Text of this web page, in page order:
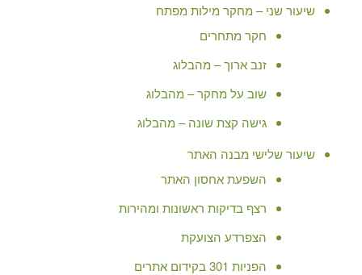
שיעור שני – מחקר מילות מפתח
חקר מתחרים
זנב ארוך – מהבלוג
שוב על מחקר – מהבלוג
גישה קצת שונה – מהבלוג
שיעור שלישי מבנה האתר
השפעת אחסון האתר
רצף בדיקות ראשונות ומהירות
הצפרדע הצועקת
הפניות 301 בקידום אתרים